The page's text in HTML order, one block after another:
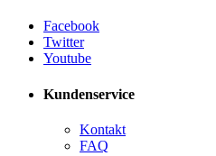
Facebook
Twitter
Youtube
Kundenservice
Kontakt
FAQ